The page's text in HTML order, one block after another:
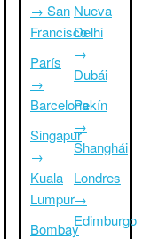
→ San
Francisco
París
→
Barcelona
Singapur
→
Kuala
Lumpur
Bombay
Nueva
Delhi
→
Dubái
Pekín
→
Shanghái
Londres
→
Edimburgo